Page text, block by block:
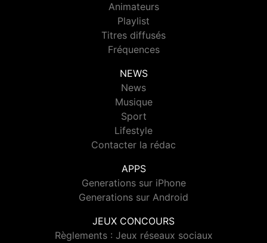
Animateurs
Playlist
Titres diffusés
Fréquences
NEWS
News
Musique
Sport
Lifestyle
Contacter la rédac
APPS
Generations sur iPhone
Generations sur Android
JEUX CONCOURS
Règlements : Jeux réseaux sociaux